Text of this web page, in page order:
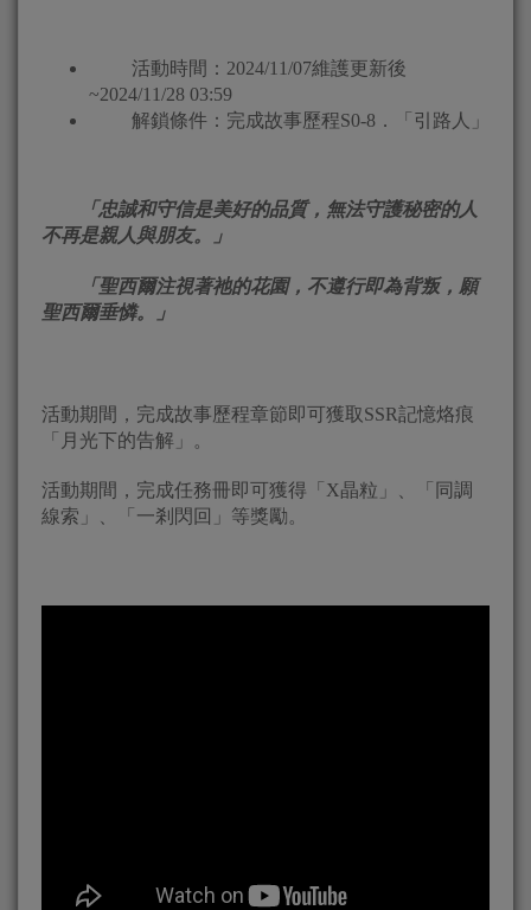
活動時間：2024/11/07維護更新後
~2024/11/28 03:59
解鎖條件：完成故事歷程S0-8．「引路人」
「忠誠和守信是美好的品質，無法守護秘密的人
不再是親人與朋友。」
「聖西爾注視著祂的花園，不遵行即為背叛，願
聖西爾垂憐。」
活動期間，完成故事歷程章節即可獲取SSR記憶烙痕
「月光下的告解」。
活動期間，完成任務冊即可獲得「X晶粒」、「同調
線索」、「一剎閃回」等獎勵。